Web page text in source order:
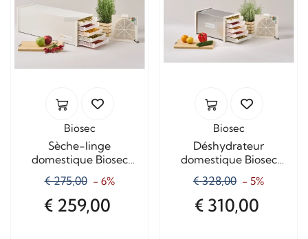
Biosec
Sèche-linge
domestique Biosec
€ 275,00 - 6%
€ 259,00
Biosec
Déshydrateur
domestique Biosec
inoxydable – 5 paniers
€ 328,00 - 5%
€ 310,00